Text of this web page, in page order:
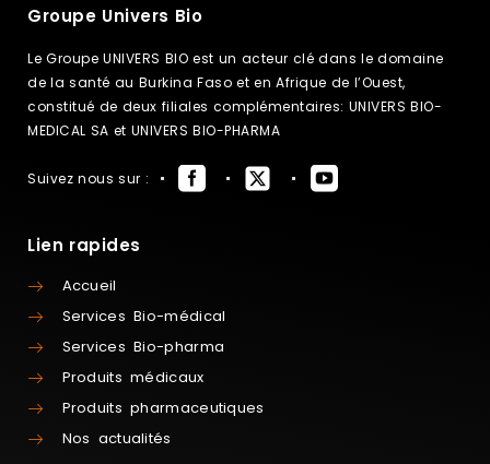
Groupe Univers Bio
Le Groupe UNIVERS BIO est un acteur clé dans le domaine
de la santé au Burkina Faso et en Afrique de l’Ouest,
constitué de deux filiales complémentaires: UNIVERS BIO-
MEDICAL SA et UNIVERS BIO-PHARMA
Suivez nous sur :
Lien rapides
Accueil
Services Bio-médical
Services Bio-pharma
Produits médicaux
Produits pharmaceutiques
Nos actualités